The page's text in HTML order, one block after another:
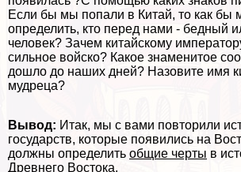
Если бы мы попали в Китай, то как бы
определить, кто перед нами - бедный
человек? Зачем китайскому
сильное войско? Какое знаменитое
дошло до наших дней? Назовите имя
мудреца?
Вывод: Итак, мы с вами повторили
государств, которые появились на
должны определить общие черты в
Древнего Востока.